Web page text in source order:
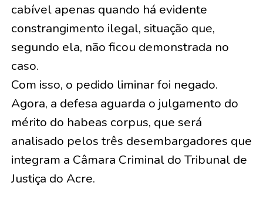
cabível apenas quando há evidente
constrangimento ilegal, situação que,
segundo ela, não ficou demonstrada no
caso.
Com isso, o pedido liminar foi negado.
Agora, a defesa aguarda o julgamento do
mérito do habeas corpus, que será
analisado pelos três desembargadores que
integram a Câmara Criminal do Tribunal de
Justiça do Acre.